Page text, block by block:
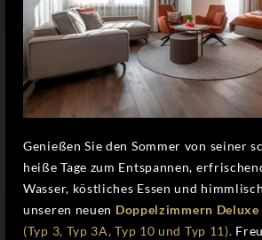
Genießen Sie den Sommer von seiner
heiße Tage zum Entspannen,
Wasser, köstliches Essen und
unseren neuen Doppelzimmern
(Typ 3, Typ 3A, Typ 10 und Typ 11).